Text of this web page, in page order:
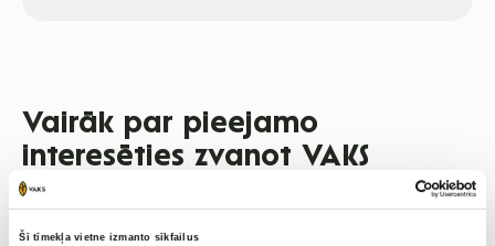
Šī tīmekļa vietne izmanto sīkfailus
Vairāk par pieejamo
interesēties zvanot VAKS
agronomiem